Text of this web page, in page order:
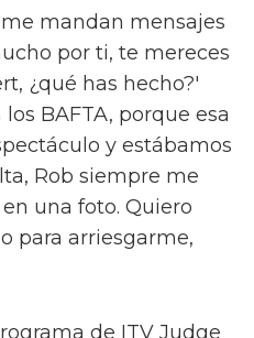
mandan mensajes
por ti, te mereces
¿qué has hecho?'
BAFTA, porque esa
y estábamos
Rob siempre me
una foto. Quiero
para arriesgarme,
de ITV Judge